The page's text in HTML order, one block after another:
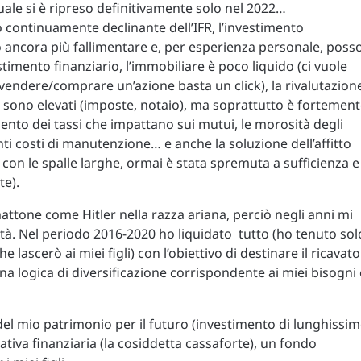
si è ripreso definitivamente solo nel 2022…
declinante dell’IFR, l’investimento
più fallimentare e, per esperienza personale,
finanziario, l’immobiliare è poco liquido (ci vuole
comprare un’azione basta un click), la
elevati (imposte, notaio), ma soprattutto è
dei tassi che impattano sui mutui, le morosità degli
costi di manutenzione… e anche la soluzione dell’affitto
le spalle larghe, ormai è stata spremuta a sufficienza
come Hitler nella razza ariana, perciò negli anni mi
Nel periodo 2016-2020 ho liquidato tutto (ho tenuto
lascerò ai miei figli) con l’obiettivo di destinare il ricavato
logica di diversificazione corrispondente ai miei bisogni
mio patrimonio per il futuro (investimento di
finanziaria (la cosiddetta cassaforte), un fondo